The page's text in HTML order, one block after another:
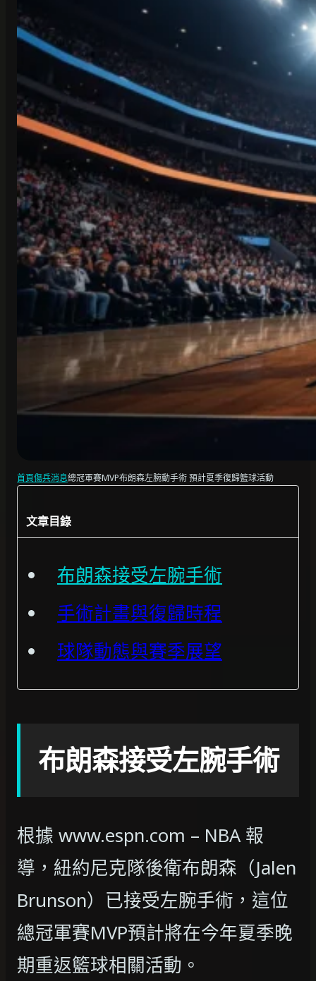
首頁傷兵消息總冠軍賽MVP布朗森左腕動手術 預計夏季復歸籃球活動
文章目錄
布朗森接受左腕手術
手術計畫與復歸時程
球隊動態與賽季展望
布朗森接受左腕手術
根據 www.espn.com – NBA 報
導，紐約尼克隊後衛布朗森（Jalen
Brunson）已接受左腕手術，這位
總冠軍賽MVP預計將在今年夏季晚
期重返籃球相關活動。